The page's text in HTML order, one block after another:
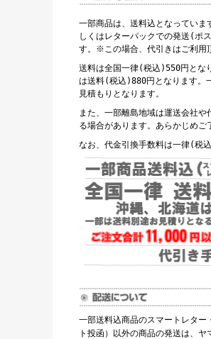
一部商品は、送料込となっていま
しくはレターパックでの発送(ポ
す。※この場合、代引きはご利用
送料は全国一律(税込)550円とな
は送料(税込)880円となります。
見積もりとなります。
また、一部離島地域は運送会社や
る場合があります。あらかじめご
なお、代金引換手数料は一律(税
一部送料込商品のスマートレター
ト投函）以外の商品の発送は、